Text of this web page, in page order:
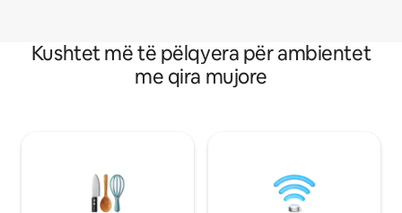
Kushtet më të pëlqyera për ambientet
me qira mujore